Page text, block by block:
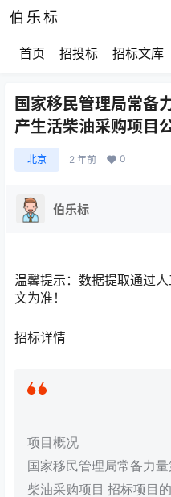
伯乐标
首页 招投标 招标文库
国家移民管理局常备
产生活柴油采购项目
北京 2 年前 0
伯乐标
温馨提示： 数据提取通过
文为准！
招标详情
项目概况
国家移民管理局常备力
柴油采购项目 招标项目